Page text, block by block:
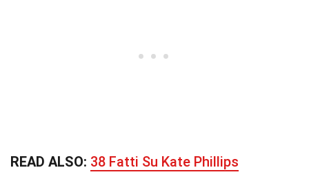
READ ALSO: 38 Fatti Su Kate Phillips